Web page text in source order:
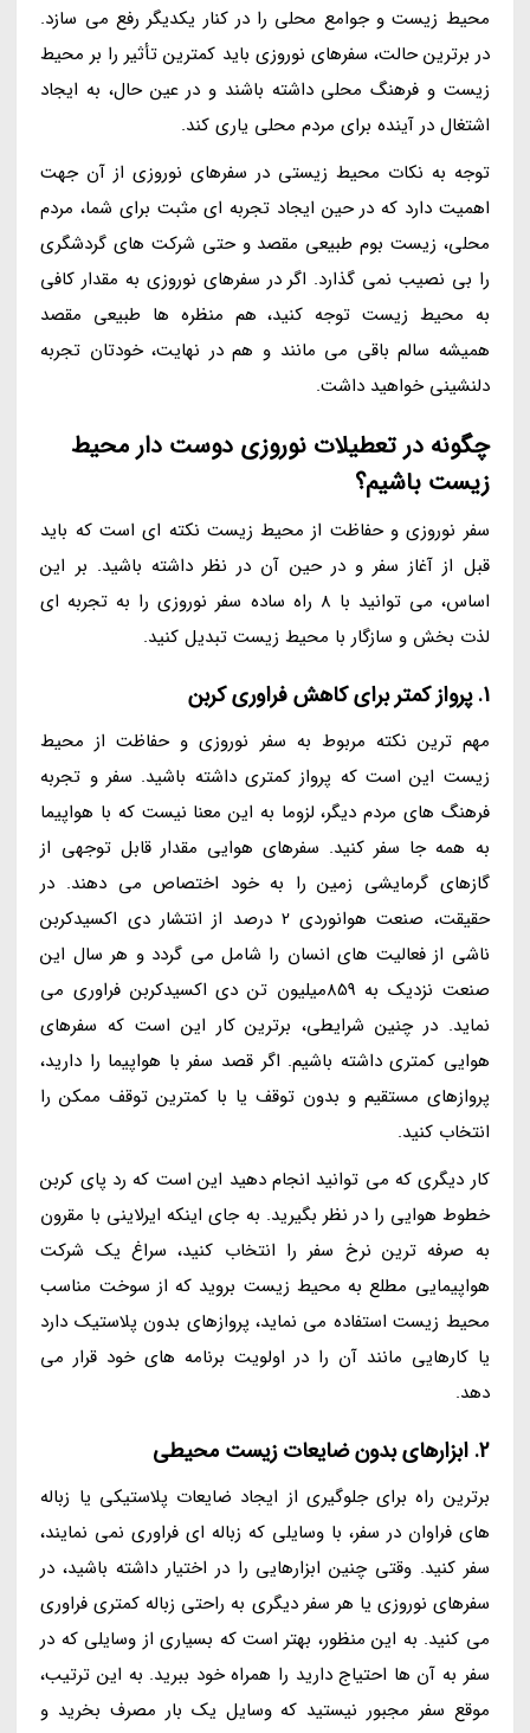
محیط زیست و جوامع محلی را در کنار یکدیگر رفع می سازد.
در برترین حالت، سفرهای نوروزی باید کمترین تأثیر را بر محیط
زیست و فرهنگ محلی داشته باشند و در عین حال، به ایجاد
اشتغال در آینده برای مردم محلی یاری کند.
توجه به نکات محیط زیستی در سفرهای نوروزی از آن جهت
اهمیت دارد که در حین ایجاد تجربه ای مثبت برای شما، مردم
محلی، زیست بوم طبیعی مقصد و حتی شرکت های گردشگری
را بی نصیب نمی گذارد. اگر در سفرهای نوروزی به مقدار کافی
به محیط زیست توجه کنید، هم منظره ها طبیعی مقصد
همیشه سالم باقی می مانند و هم در نهایت، خودتان تجربه
دلنشینی خواهید داشت.
چگونه در تعطیلات نوروزی دوست دار محیط
زیست باشیم؟
سفر نوروزی و حفاظت از محیط زیست نکته ای است که باید
قبل از آغاز سفر و در حین آن در نظر داشته باشید. بر این
اساس، می توانید با 8 راه ساده سفر نوروزی را به تجربه ای
لذت بخش و سازگار با محیط زیست تبدیل کنید.
1. پرواز کمتر برای کاهش فراوری کربن
مهم ترین نکته مربوط به سفر نوروزی و حفاظت از محیط
زیست این است که پرواز کمتری داشته باشید. سفر و تجربه
فرهنگ های مردم دیگر، لزوما به این معنا نیست که با هواپیما
به همه جا سفر کنید. سفرهای هوایی مقدار قابل توجهی از
گازهای گرمایشی زمین را به خود اختصاص می دهند. در
حقیقت، صنعت هوانوردی 2 درصد از انتشار دی اکسیدکربن
ناشی از فعالیت های انسان را شامل می گردد و هر سال این
صنعت نزدیک به 859میلیون تن دی اکسیدکربن فراوری می
نماید. در چنین شرایطی، برترین کار این است که سفرهای
هوایی کمتری داشته باشیم. اگر قصد سفر با هواپیما را دارید،
پروازهای مستقیم و بدون توقف یا با کمترین توقف ممکن را
انتخاب کنید.
کار دیگری که می توانید انجام دهید این است که رد پای کربن
خطوط هوایی را در نظر بگیرید. به جای اینکه ایرلاینی با مقرون
به صرفه ترین نرخ سفر را انتخاب کنید، سراغ یک شرکت
هواپیمایی مطلع به محیط زیست بروید که از سوخت مناسب
محیط زیست استفاده می نماید، پروازهای بدون پلاستیک دارد
یا کارهایی مانند آن را در اولویت برنامه های خود قرار می
دهد.
2. ابزارهای بدون ضایعات زیست محیطی
برترین راه برای جلوگیری از ایجاد ضایعات پلاستیکی یا زباله
های فراوان در سفر، با وسایلی که زباله ای فراوری نمی نمایند،
سفر کنید. وقتی چنین ابزارهایی را در اختیار داشته باشید، در
سفرهای نوروزی یا هر سفر دیگری به راحتی زباله کمتری فراوری
می کنید. به این منظور، بهتر است که بسیاری از وسایلی که در
سفر به آن ها احتیاج دارید را همراه خود ببرید. به این ترتیب،
موقع سفر مجبور نیستید که وسایل یک بار مصرف بخرید و